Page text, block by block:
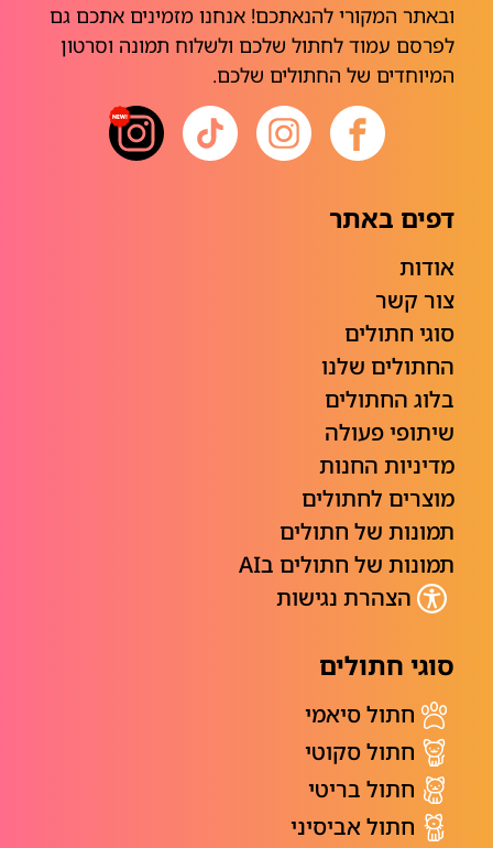
ובאתר המקורי להנאתכם! אנחנו מזמינים אתכם גם
לפרסם עמוד לחתול שלכם ולשלוח תמונה וסרטון
המיוחדים של החתולים שלכם.
דפים באתר
אודות
צור קשר
סוגי חתולים
החתולים שלנו
בלוג החתולים
שיתופי פעולה
מדיניות החנות
מוצרים לחתולים
תמונות של חתולים
תמונות של חתולים בAI
הצהרת נגישות
סוגי חתולים
חתול סיאמי
חתול סקוטי
חתול בריטי
חתול אביסיני